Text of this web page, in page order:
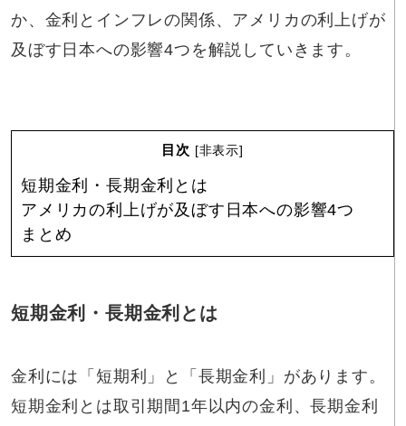
か、金利とインフレの関係、アメリカの利上げが
及ぼす日本への影響4つを解説していきます。
目次 [非表示]
短期金利・長期金利とは
アメリカの利上げが及ぼす日本への影響4つ
まとめ
短期金利・長期金利とは
金利には「短期利」と「長期金利」があります。
短期金利とは取引期間1年以内の金利、長期金利